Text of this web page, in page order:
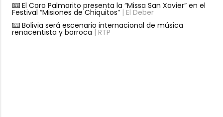
El Coro Palmarito presenta la “Missa San Xavier” en el
Festival “Misiones de Chiquitos”| El Deber
Bolivia será escenario internacional de música
renacentista y barroca | RTP